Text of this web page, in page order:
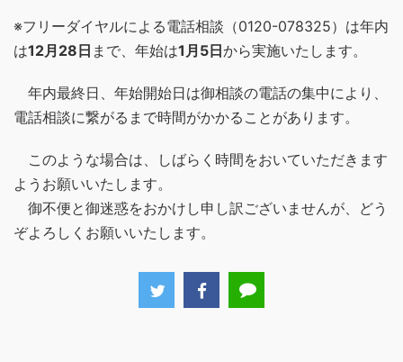
※フリーダイヤルによる電話相談（0120-078325）は年内
は12月28日 まで、年始は1月5日から実施いたします。
年内最終日、年始開始日は御相談の電話の集中により、
電話相談に繋がるまで時間がかかることがあります。
このような場合は、しばらく時間をおいていただきます
ようお願いいたします。
御不便と御迷惑をおかけし申し訳ございませんが、どう
ぞよろしくお願いいたします。